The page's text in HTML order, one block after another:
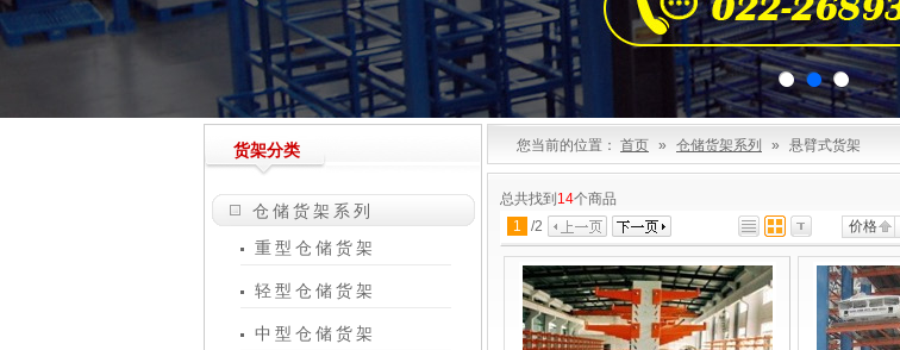
货架分类
仓储货架系列
重型仓储货架
轻型仓储货架
中型仓储货架
您当前的位置： 首页 » 仓储货架系列 » 悬臂式货架
总共找到 14个商品
1
/2 价格